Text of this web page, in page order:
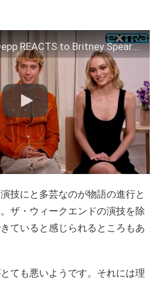
‘The Idol’: Lily-Rose Depp REACTS to Britney Spears Comparisons (Exclusive)
技にと多芸なのが物語の進行と
ザ・ウィークエンドの演技を除
ていると感じられるところもあ
ても悪いようです。それには理